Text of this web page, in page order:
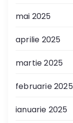
mai 2025
aprilie 2025
martie 2025
februarie 2025
ianuarie 2025